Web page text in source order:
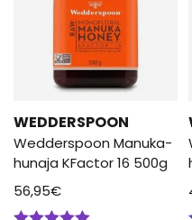
WEDDERSPOON
Wedderspoon Manuka-
hunaja KFactor 16 500g
56,95€